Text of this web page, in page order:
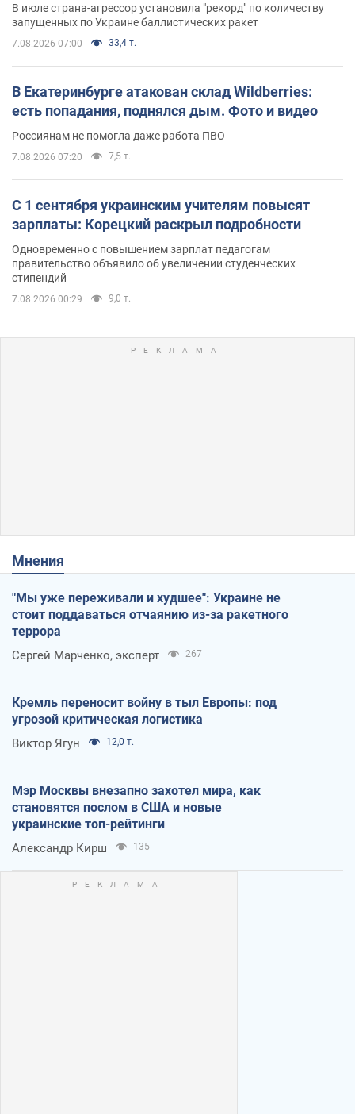
В июле страна-агрессор установила "рекорд" по количеству
запущенных по Украине баллистических ракет
7.08.2026 07:00 33,4 т.
В Екатеринбурге атакован склад Wildberries:
есть попадания, поднялся дым. Фото и видео
Россиянам не помогла даже работа ПВО
7.08.2026 07:20 7,5 т.
С 1 сентября украинским учителям повысят
зарплаты: Корецкий раскрыл подробности
Одновременно с повышением зарплат педагогам
правительство объявило об увеличении студенческих
стипендий
7.08.2026 00:29 9,0 т.
Мнения
"Мы уже переживали и худшее": Украине не
стоит поддаваться отчаянию из-за ракетного
террора
Сергей Марченко, эксперт 267
Кремль переносит войну в тыл Европы: под
угрозой критическая логистика
Виктор Ягун 12,0 т.
Мэр Москвы внезапно захотел мира, как
становятся послом в США и новые
украинские топ-рейтинги
Александр Кирш 135